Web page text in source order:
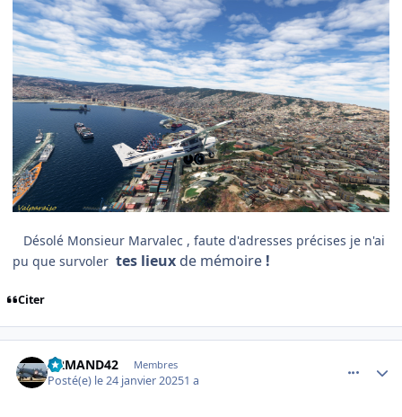
Désolé Monsieur Marvalec , faute d'adresses précises je n'ai
pu que survoler tes lieux de mémoire !
Citer
ARMAND42 Membres
Posté(e) le 24 janvier 20251 a